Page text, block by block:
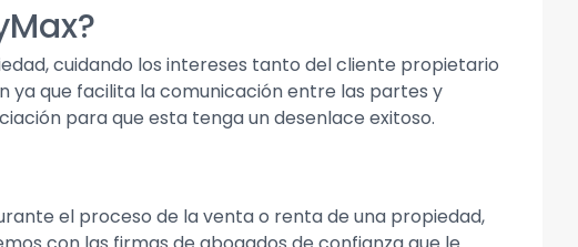
cuidando los intereses tanto del cliente propietario
ya que facilita la comunicación entre las partes y
para que esta tenga un desenlace exitoso.
el proceso de la venta o renta de una propiedad,